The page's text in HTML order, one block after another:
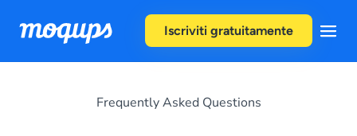
Iscriviti gratuitamente
Frequently Asked Questions